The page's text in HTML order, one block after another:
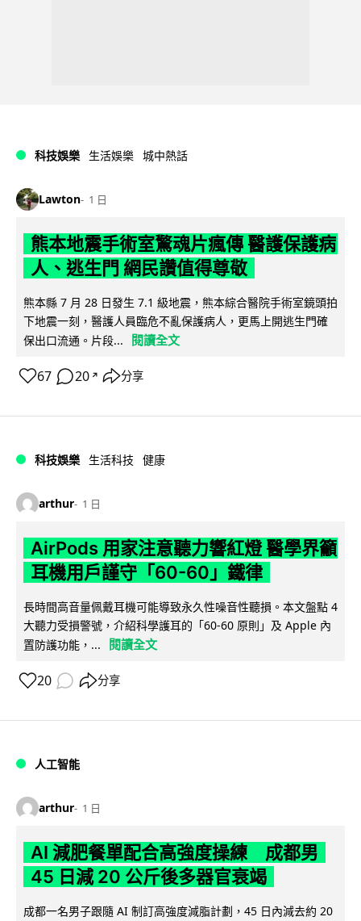
科技娛樂 生活娛樂 城中熱話
Lawton 1 日
熊本地震手術室驚魂片瘋傳 醫護保護病
人、逃生門 網民讚值得尊敬
熊本縣 7 月 28 日發生 7.1 級地震，熊本綜合醫院手術室鏡頭拍
下地震一刻，醫護人員臨危不亂保護病人，更馬上開逃生門確
保出口流通。片段...
閱讀全文
67 20 ↗ 分享
科技娛樂 生活科技 健康
arthur 1 日
AirPods 用家注意聽力響紅燈 醫學界籲
耳機用戶謹守「60-60」鐵律
長時間高音量佩戴耳機可能導致永久性噪音性聽損。本文盤點 4
大聽力受損警號，介紹科學護耳的「60-60 原則」及 Apple 內
置防護功能，...
閱讀全文
20 分享
人工智能
arthur 1 日
AI 減肥餐單配合高強度操練 成都男
45 日減 20 公斤後多器官衰竭
成都一名男子跟隨 AI 制訂高強度減脂計劃，45 日內減去約 20